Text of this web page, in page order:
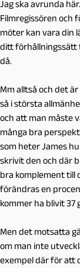
Jag ska avrunda
Filmregissören och
möter kan vara din
ditt förhållningssätt
då.
Mm alltså och det
så i största
och att man måste
många bra
som heter James
skrivit den och där
bra komplement till
förändras en
kommer ha blivit 37
Men det motsatta
om man inte
exempel där för att